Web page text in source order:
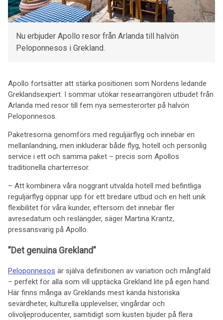
Nu erbjuder Apollo resor från Arlanda till halvön
Peloponnesos i Grekland.
Apollo fortsätter att stärka positionen som Nordens ledande
Greklandsexpert. I sommar utökar researrangören utbudet från
Arlanda med resor till fem nya semesterorter på halvön
Peloponnesos.
Paketresorna genomförs med reguljärflyg och innebär en
mellanlandning, men inkluderar både flyg, hotell och personlig
service i ett och samma paket – precis som Apollos
traditionella charterresor.
– Att kombinera våra noggrant utvalda hotell med befintliga
reguljärflyg öppnar upp för ett bredare utbud och en helt unik
flexibilitet för våra kunder, eftersom det innebär fler
avresedatum och reslängder, säger Martina Krantz,
pressansvarig på Apollo.
”Det genuina Grekland”
Peloponnesos är själva definitionen av variation och mångfald
– perfekt för alla som vill upptäcka Grekland lite på egen hand.
Här finns många av Greklands mest kända historiska
sevärdheter, kulturella upplevelser, vingårdar och
olivoljeproducenter, samtidigt som kusten bjuder på flera